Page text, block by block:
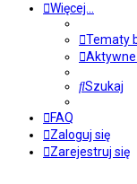
Więcej…
Tematy
Szukaj
FAQ
Zaloguj się
Zarejestruj się